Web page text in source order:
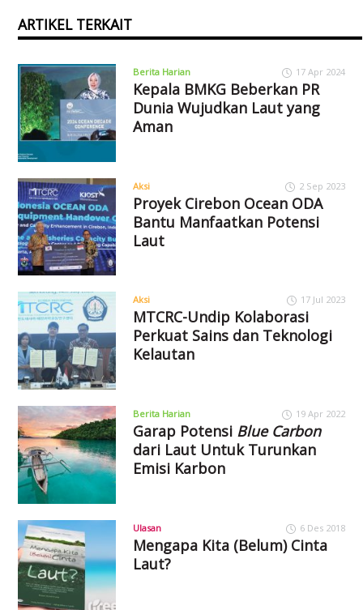
ARTIKEL TERKAIT
Berita Harian 17 Apr 2024
Kepala BMKG Beberkan PR
Dunia Wujudkan Laut yang
Aman
Aksi 2 Sep 2023
Proyek Cirebon Ocean ODA
Bantu Manfaatkan Potensi
Laut
Aksi 17 Jul 2023
MTCRC-Undip Kolaborasi
Perkuat Sains dan Teknologi
Kelautan
Berita Harian 19 Apr 2022
Garap Potensi Blue Carbon
dari Laut Untuk Turunkan
Emisi Karbon
Ulasan 6 Des 2018
Mengapa Kita (Belum) Cinta
Laut?